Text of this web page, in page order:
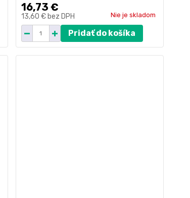
16,73 €
13,60 € bez DPH Nie je skladom
Pridať do košíka